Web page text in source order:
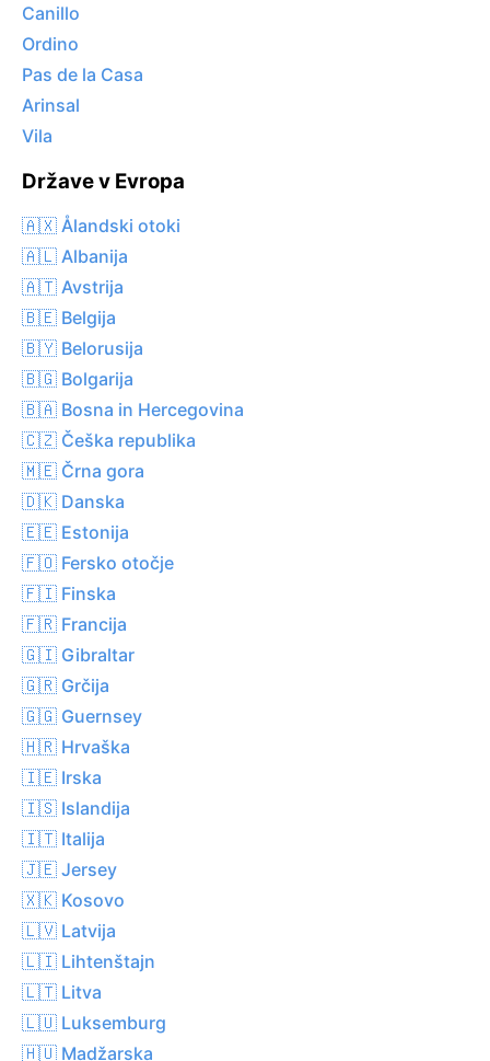
Canillo
Ordino
Pas de la Casa
Arinsal
Vila
Države v Evropa
🇦🇽 Ålandski otoki
🇦🇱 Albanija
🇦🇹 Avstrija
🇧🇪 Belgija
🇧🇾 Belorusija
🇧🇬 Bolgarija
🇧🇦 Bosna in Hercegovina
🇨🇿 Češka republika
🇲🇪 Črna gora
🇩🇰 Danska
🇪🇪 Estonija
🇫🇴 Fersko otočje
🇫🇮 Finska
🇫🇷 Francija
🇬🇮 Gibraltar
🇬🇷 Grčija
🇬🇬 Guernsey
🇭🇷 Hrvaška
🇮🇪 Irska
🇮🇸 Islandija
🇮🇹 Italija
🇯🇪 Jersey
🇽🇰 Kosovo
🇱🇻 Latvija
🇱🇮 Lihtenštajn
🇱🇹 Litva
🇱🇺 Luksemburg
🇭🇺 Madžarska